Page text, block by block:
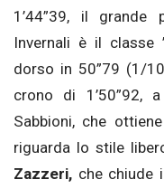
1’44”39, il grande
Invernali è il classe
dorso in 50”79 (1/
crono di 1’50”92,
Sabbioni, che
riguarda lo stile
Zazzeri, che chiude